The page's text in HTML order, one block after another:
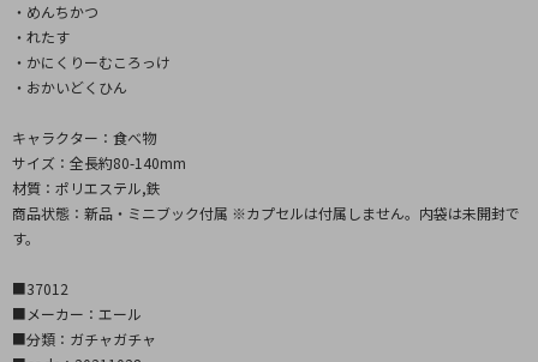
・めんちかつ
・れたす
・かにくりーむころっけ
・おかいどくひん
キャラクター：食べ物
サイズ：全長約80-140mm
材質：ポリエステル,鉄
商品状態：新品・ミニブック付属 ※カプセルは付属しません。内袋は未開封で
す。
■37012
■メーカー：エール
■分類：ガチャガチャ